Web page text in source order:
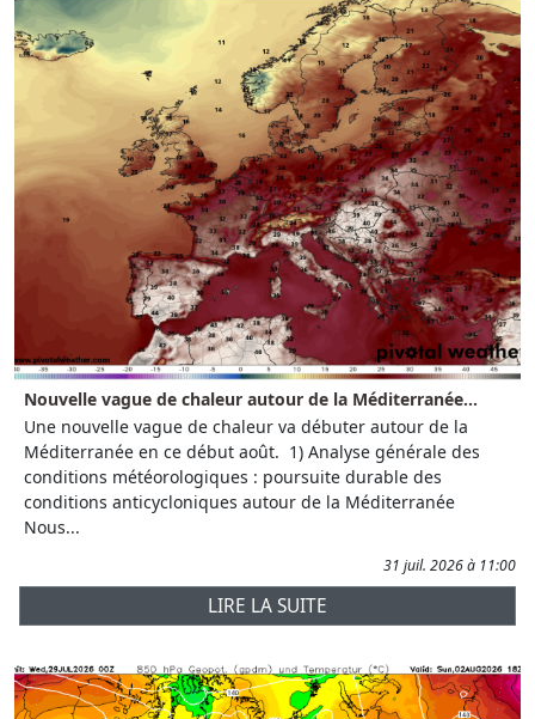
Nouvelle vague de chaleur autour de la Méditerranée...
Une nouvelle vague de chaleur va débuter autour de la
Méditerranée en ce début août. 1) Analyse générale des
conditions météorologiques : poursuite durable des
conditions anticycloniques autour de la Méditerranée
Nous...
31 juil. 2026 à 11:00
LIRE LA SUITE